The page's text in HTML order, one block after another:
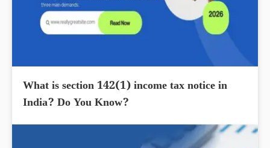
What is section 142(1) income tax notice in
India? Do You Know?